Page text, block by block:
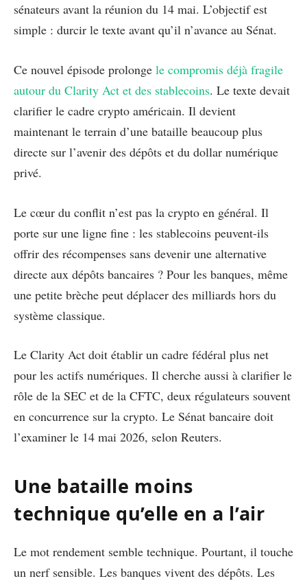
sénateurs avant la réunion du 14 mai. L’objectif est
simple : durcir le texte avant qu’il n’avance au Sénat.
Ce nouvel épisode prolonge le compromis déjà fragile
autour du Clarity Act et des stablecoins. Le texte devait
clarifier le cadre crypto américain. Il devient
maintenant le terrain d’une bataille beaucoup plus
directe sur l’avenir des dépôts et du dollar numérique
privé.
Le cœur du conflit n’est pas la crypto en général. Il
porte sur une ligne fine : les stablecoins peuvent-ils
offrir des récompenses sans devenir une alternative
directe aux dépôts bancaires ? Pour les banques, même
une petite brèche peut déplacer des milliards hors du
système classique.
Le Clarity Act doit établir un cadre fédéral plus net
pour les actifs numériques. Il cherche aussi à clarifier le
rôle de la SEC et de la CFTC, deux régulateurs souvent
en concurrence sur la crypto. Le Sénat bancaire doit
l’examiner le 14 mai 2026, selon Reuters.
Une bataille moins
technique qu’elle en a l’air
Le mot rendement semble technique. Pourtant, il touche
un nerf sensible. Les banques vivent des dépôts. Les